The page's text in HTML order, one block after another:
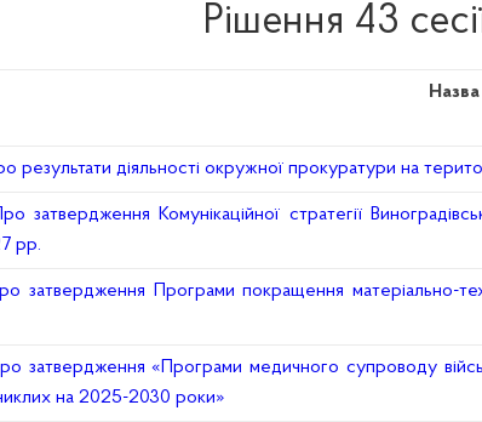
Рішення 43
результати діяльності окружної прокуратури на
затвердження Комунікаційної стратегії
рр.
затвердження Програми покращення матеріально-
затвердження «Програми медичного супроводу
на 2025-2030 роки»